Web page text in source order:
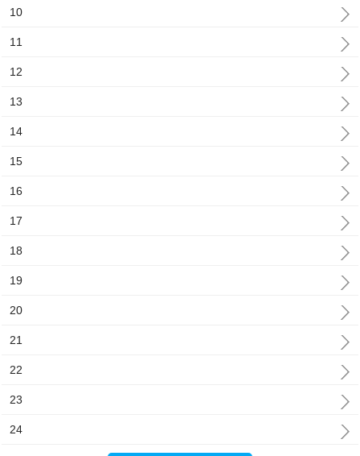
10
11
12
13
14
15
16
17
18
19
20
21
22
23
24